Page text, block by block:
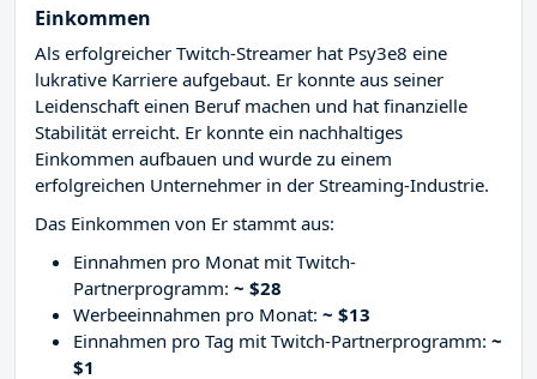
Einkommen
Als erfolgreicher Twitch-Streamer hat Psy3e8 eine
lukrative Karriere aufgebaut. Er konnte aus seiner
Leidenschaft einen Beruf machen und hat finanzielle
Stabilität erreicht. Er konnte ein nachhaltiges
Einkommen aufbauen und wurde zu einem
erfolgreichen Unternehmer in der Streaming-Industrie.
Das Einkommen von Er stammt aus:
Einnahmen pro Monat mit Twitch-
Partnerprogramm: ~ $28
Werbeeinnahmen pro Monat: ~ $13
Einnahmen pro Tag mit Twitch-Partnerprogramm: ~
$1